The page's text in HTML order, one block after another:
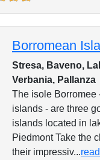
Stresa, Baveno,
Verbania, Pallanza
The isole Borromee
islands - are three
islands located in
Piedmont Take the
their impressiv...